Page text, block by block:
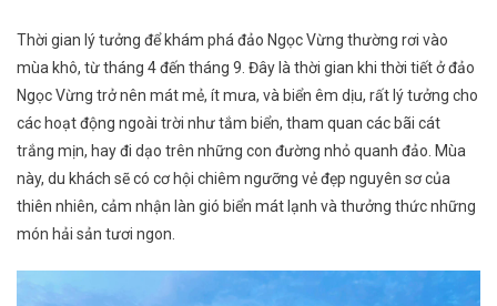
Thời gian lý tưởng để khám phá đảo Ngọc Vừng thường rơi vào
mùa khô, từ tháng 4 đến tháng 9. Đây là thời gian khi thời tiết ở đảo
Ngọc Vừng trở nên mát mẻ, ít mưa, và biển êm dịu, rất lý tưởng cho
các hoạt động ngoài trời như tắm biển, tham quan các bãi cát
trắng mịn, hay đi dạo trên những con đường nhỏ quanh đảo. Mùa
này, du khách sẽ có cơ hội chiêm ngưỡng vẻ đẹp nguyên sơ của
thiên nhiên, cảm nhận làn gió biển mát lạnh và thưởng thức những
món hải sản tươi ngon.